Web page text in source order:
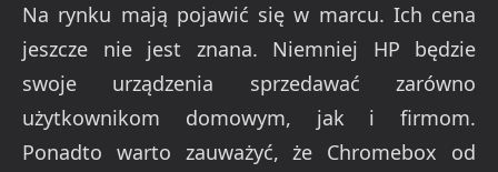
Na rynku mają pojawić się w marcu. Ich cena
jeszcze nie jest znana. Niemniej HP będzie
swoje urządzenia sprzedawać zarówno
użytkownikom domowym, jak i firmom.
Ponadto warto zauważyć, że Chromebox od